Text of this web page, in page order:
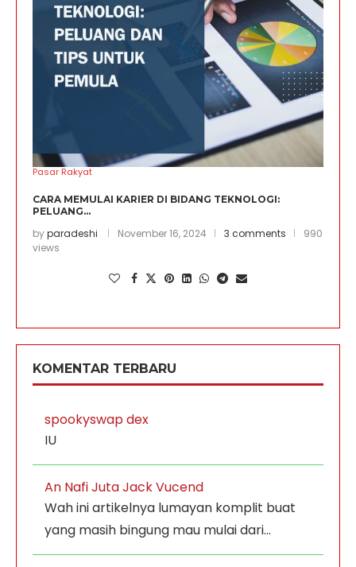
Pasar Rakyat
CARA MEMULAI KARIER DI BIDANG TEKNOLOGI:
PELUANG...
byparadeshi November 16, 2024 3 comments
990
views
KOMENTAR TERBARU
spookyswap dex
IU
An Nafi Juta Jack Vucend
Wah ini artikelnya lumayan komplit buat
yang masih bingung mau mulai dari…